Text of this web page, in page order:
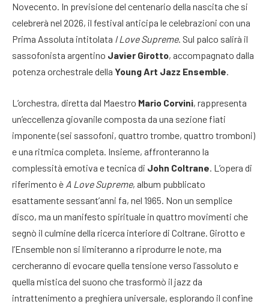
Novecento. In previsione del centenario della nascita che si
celebrerà nel 2026, il festival anticipa le celebrazioni con una
Prima Assoluta intitolata I Love Supreme. Sul palco salirà il
sassofonista argentino Javier Girotto, accompagnato dalla
potenza orchestrale della Young Art Jazz Ensemble.
L’orchestra, diretta dal Maestro Mario Corvini, rappresenta
un’eccellenza giovanile composta da una sezione fiati
imponente (sei sassofoni, quattro trombe, quattro tromboni)
e una ritmica completa. Insieme, affronteranno la
complessità emotiva e tecnica di John Coltrane . L’opera di
riferimento è A Love Supreme, album pubblicato
esattamente sessant’anni fa, nel 1965. Non un semplice
disco, ma un manifesto spirituale in quattro movimenti che
segnò il culmine della ricerca interiore di Coltrane. Girotto e
l’Ensemble non si limiteranno a riprodurre le note, ma
cercheranno di evocare quella tensione verso l’assoluto e
quella mistica del suono che trasformò il jazz da
intrattenimento a preghiera universale, esplorando il confine